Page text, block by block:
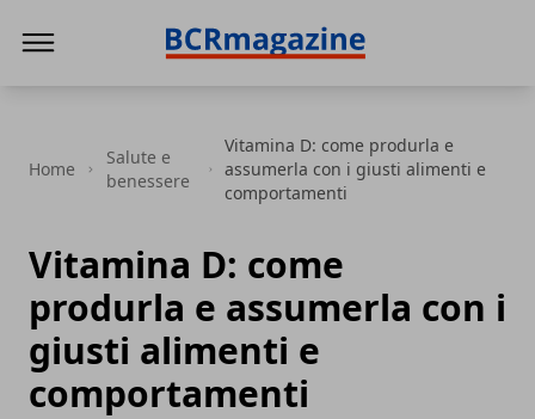
Home
Salute e
benessere
Vitamina D: come produrla e
assumerla con i giusti alimenti e
comportamenti
Vitamina D: come
produrla e assumerla con i
giusti alimenti e
comportamenti